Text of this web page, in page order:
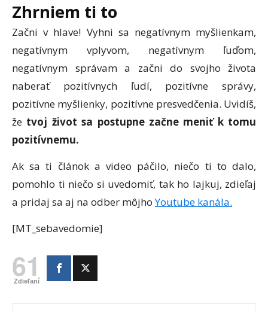
Zhrniem ti to
Začni v hlave! Vyhni sa negatívnym myšlienkam,
negatívnym vplyvom, negatívnym ľuďom,
negatívnym správam a začni do svojho života
naberať pozitívnych ľudí, pozitívne správy,
pozitívne myšlienky, pozitívne presvedčenia. Uvidíš,
že tvoj život sa postupne začne meniť k tomu
pozitívnemu.
Ak sa ti článok a video páčilo, niečo ti to dalo,
pomohlo ti niečo si uvedomiť, tak ho lajkuj, zdieľaj
a pridaj sa aj na odber môjhoYoutube kanála.
[MT_sebavedomie]
61
Zdieľaní